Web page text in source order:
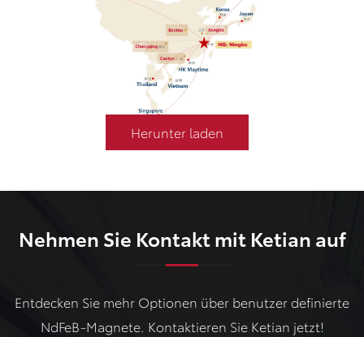
Herunter laden
Nehmen Sie Kontakt mit Ketian auf
Entdecken Sie mehr Optionen über benutzer definierte
NdFeB-Magnete. Kontaktieren Sie Ketian jetzt!